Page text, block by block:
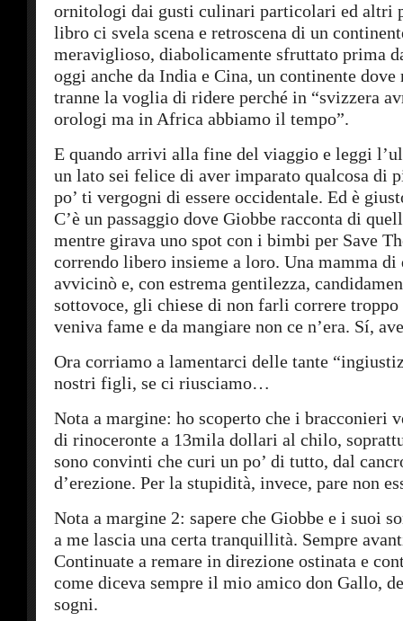
ornitologi dai gusti culinari particolari ed altri
libro ci svela scena e retroscena di un
meraviglioso, diabolicamente sfruttato prima
oggi anche da India e Cina, un continente dove
tranne la voglia di ridere perché in “svizzera
orologi ma in Africa abbiamo il tempo”.
E quando arrivi alla fine del viaggio e leggi
un lato sei felice di aver imparato qualcosa di
po’ ti vergogni di essere occidentale. Ed è
C’è un passaggio dove Giobbe racconta di
mentre girava uno spot con i bimbi per Save
correndo libero insieme a loro. Una mamma
avvicinò e, con estrema gentilezza,
sottovoce, gli chiese di non farli correre
veniva fame e da mangiare non ce n’era. Sí,
Ora corriamo a lamentarci delle tante
nostri figli, se ci riusciamo…
Nota a margine: ho scoperto che i bracconieri
di rinoceronte a 13mila dollari al chilo,
sono convinti che curi un po’ di tutto, dal
d’erezione. Per la stupidità, invece, pare non
Nota a margine 2: sapere che Giobbe e i suoi
a me lascia una certa tranquillità. Sempre
Continuate a remare in direzione ostinata e
come diceva sempre il mio amico don Gallo,
sogni.